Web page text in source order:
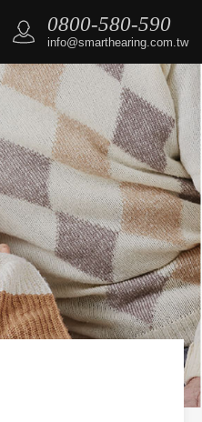
0800-580-590
info@smarthearing.com.tw